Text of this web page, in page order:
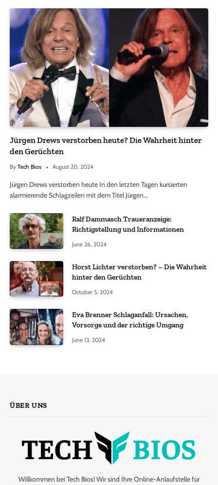
Jürgen Drews verstorben heute? Die Wahrheit hinter
den Gerüchten
By Tech Bios August 20, 2024
Jürgen Drews verstorben heute In den letzten Tagen kursierten
alarmierende Schlagzeilen mit dem Titel Jürgen…
Ralf Dammasch Traueranzeige:
Richtigstellung und Informationen
June 26, 2024
Horst Lichter verstorben? – Die Wahrheit
hinter den Gerüchten
October 5, 2024
Eva Brenner Schlaganfall: Ursachen,
Vorsorge und der richtige Umgang
June 13, 2024
ÜBER UNS
Willkommen bei Tech Bios! Wir sind Ihre Online-Anlaufstelle für